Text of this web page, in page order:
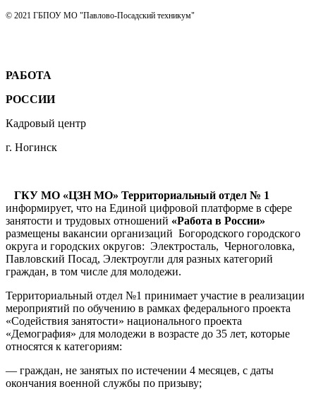
© 2021 ГБПОУ МО "Павлово-Посадский техникум"
РАБОТА
РОССИИ
Кадровый центр
г. Ногинск
ГКУ МО «ЦЗН МО» Территориальный отдел № 1
информирует, что на Единой цифровой платформе в сфере
занятости и трудовых отношений «Работа в России»
размещены вакансии организаций Богородского городского
округа и городских округов: Электросталь, Черноголовка,
Павловский Посад, Электроугли для разных категорий
граждан, в том числе для молодежи.
Территориальный отдел №1 принимает участие в реализации
мероприятий по обучению в рамках федерального проекта
«Содействия занятости» национального проекта
«Демография» для молодежи в возрасте до 35 лет, которые
относятся к категориям:
— граждан, не занятых по истечении 4 месяцев, с даты
окончания военной службы по призыву;